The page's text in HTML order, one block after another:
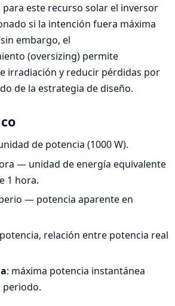
para este recurso solar el inversor
si la intención fuera máxima
embargo, el
(oversizing) permite
irradiación y reducir pérdidas por
de la estrategia de diseño.
de potencia (1000 W).
— unidad de energía equivalente
1 hora.
— potencia aparente en
relación entre potencia real
: máxima potencia instantánea
periodo.